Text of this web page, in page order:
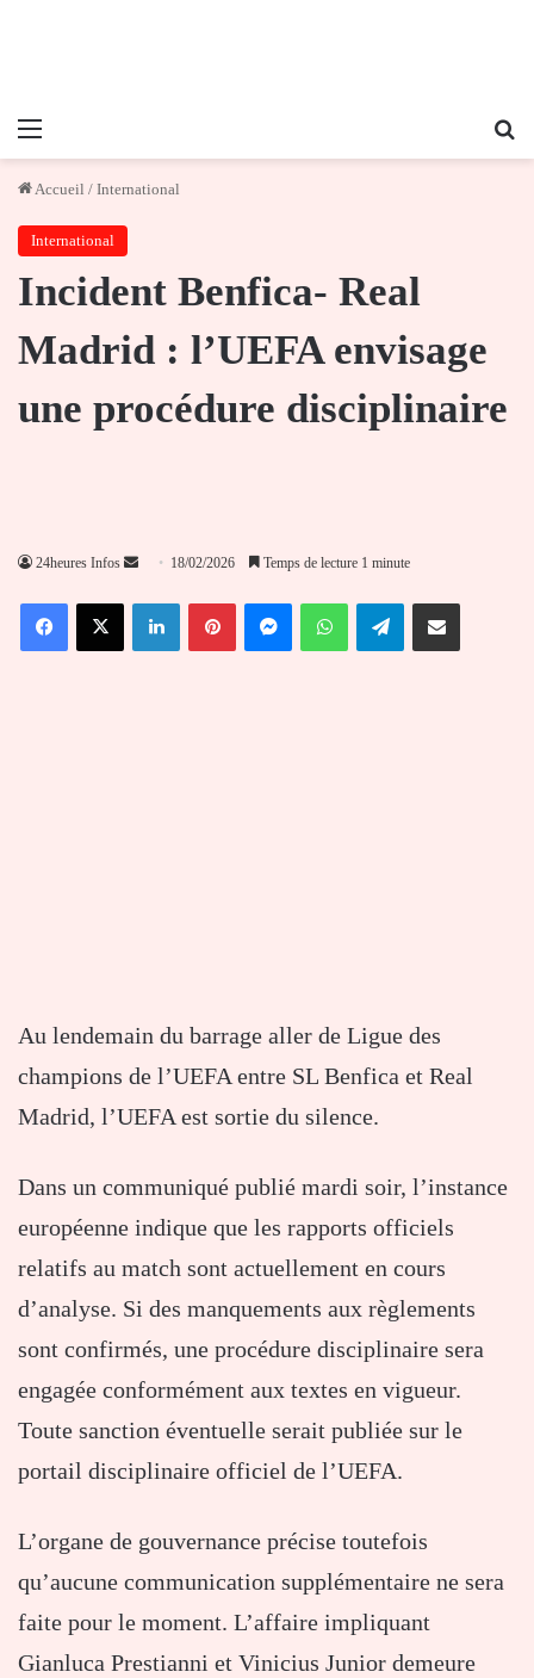
Menu
Accueil / International
International
Incident Benfica- Real
Madrid : l’UEFA envisage
une procédure disciplinaire
24heures Infos
Envoyer
courriel
18/02/2026 Temps de lecture 1 minute
FacebookX LinkedinPinterestMessengerWhatsAppTelegramPartager par email
Au lendemain du barrage aller de Ligue des
champions de l’UEFA entre SL Benfica et Real
Madrid, l’UEFA est sortie du silence.
Dans un communiqué publié mardi soir, l’instance
européenne indique que les rapports officiels
relatifs au match sont actuellement en cours
d’analyse. Si des manquements aux règlements
sont confirmés, une procédure disciplinaire sera
engagée conformément aux textes en vigueur.
Toute sanction éventuelle serait publiée sur le
portail disciplinaire officiel de l’UEFA.
L’organe de gouvernance précise toutefois
qu’aucune communication supplémentaire ne sera
faite pour le moment. L’affaire impliquant
Gianluca Prestianni et Vinicius Junior demeure